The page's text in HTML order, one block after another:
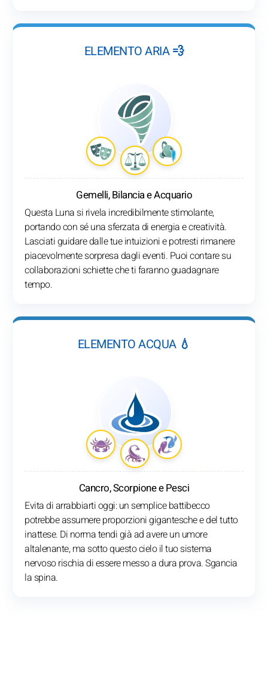
ELEMENTO ARIA 💨
Gemelli, Bilancia e Acquario
Questa Luna si rivela incredibilmente stimolante,
portando con sé una sferzata di energia e creatività.
Lasciati guidare dalle tue intuizioni e potresti rimanere
piacevolmente sorpresa dagli eventi. Puoi contare su
collaborazioni schiette che ti faranno guadagnare
tempo.
ELEMENTO ACQUA 💧
Cancro, Scorpione e Pesci
Evita di arrabbiarti oggi: un semplice battibecco
potrebbe assumere proporzioni gigantesche e del tutto
inattese. Di norma tendi già ad avere un umore
altalenante, ma sotto questo cielo il tuo sistema
nervoso rischia di essere messo a dura prova. Sgancia
la spina.